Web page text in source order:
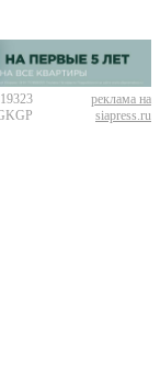
реклама на
siapress.ru